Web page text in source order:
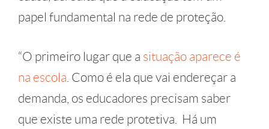
papel fundamental na rede de proteção.
“O primeiro lugar que a situação aparece é
na escola . Como é ela que vai endereçar a
demanda, os educadores precisam saber
que existe uma rede protetiva. Há um